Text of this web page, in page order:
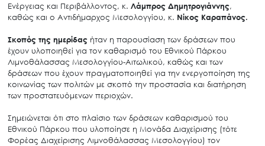
Ενέργειας και Περιβάλλοντος, κ. Λάμπρος Δημητρογιάννης,
καθώς και ο Αντιδήμαρχος Μεσολογγίου, κ. Νίκος Καραπάνος.
Σκοπός της ημερίδας ήταν η παρουσίαση των δράσεων που
έχουν υλοποιηθεί για τον καθαρισμό του Εθνικού Πάρκου
Λιμνοθάλασσας Μεσολογγίου-Αιτωλικού, καθώς και των
δράσεων που έχουν πραγματοποιηθεί για την ενεργοποίηση της
κοινωνίας των πολιτών με σκοπό την προστασία και διατήρηση
των προστατευόμενων περιοχών.
Σημειώνεται ότι στο πλαίσιο των δράσεων καθαρισμού του
Εθνικού Πάρκου που υλοποίησε η Μονάδα Διαχείρισης (τότε
Φορέας Διαχείρισης Λιμνοθάλασσας Μεσολογγίου) τον